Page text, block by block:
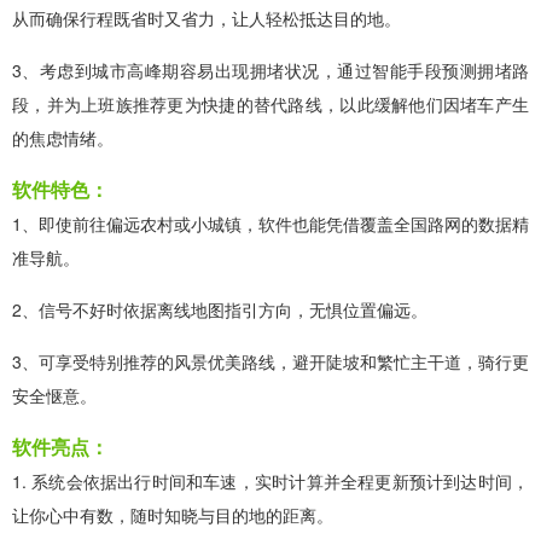
从而确保行程既省时又省力，让人轻松抵达目的地。
3、考虑到城市高峰期容易出现拥堵状况，通过智能手段预测拥堵路
段，并为上班族推荐更为快捷的替代路线，以此缓解他们因堵车产生
的焦虑情绪。
软件特色：
1、即使前往偏远农村或小城镇，软件也能凭借覆盖全国路网的数据精
准导航。
2、信号不好时依据离线地图指引方向，无惧位置偏远。
3、可享受特别推荐的风景优美路线，避开陡坡和繁忙主干道，骑行更
安全惬意。
软件亮点：
1. 系统会依据出行时间和车速，实时计算并全程更新预计到达时间，
让你心中有数，随时知晓与目的地的距离。